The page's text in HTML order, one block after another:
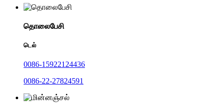
தொலைபேசி
டெல்
0086-15922124436
0086-22-27824591